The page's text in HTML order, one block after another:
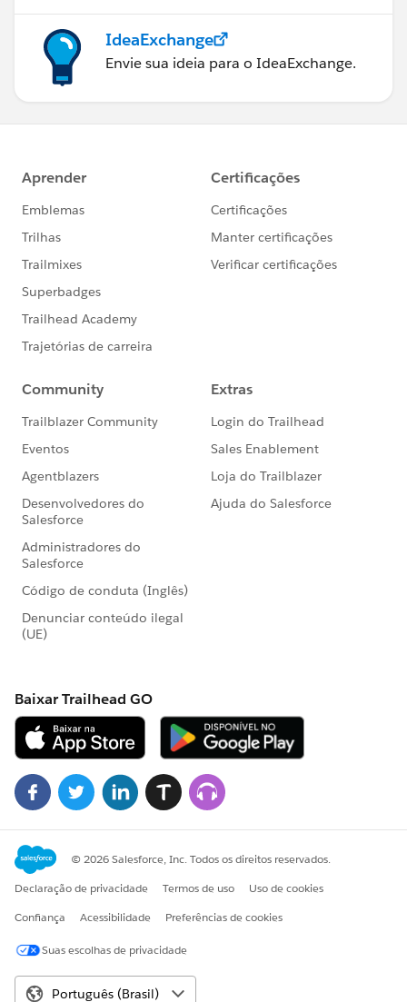
IdeaExchange
Envie sua ideia para o IdeaExchange.